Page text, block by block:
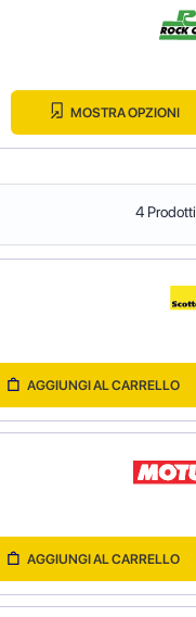
MOSTRA OPZIONI
4 Prodotti
AGGIUNGI AL CARRELLO
AGGIUNGI AL CARRELLO